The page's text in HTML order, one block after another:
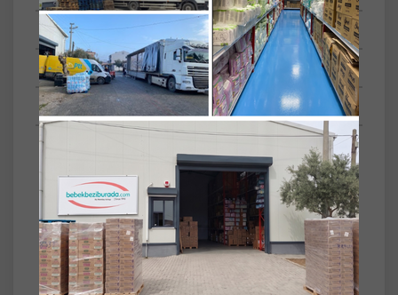
Tüm Yorumlar
Tüm Sorular
Anket
24'lü
Mycey Göğüs Pedi (40 Lı) 960 Adet (24PK*40)
Mycey Göğüs Pedi 40'lı
Gündüz yatay ve gece dikey olarak
yerleştirilen benzersiz sızıntı bariyerleri, anne